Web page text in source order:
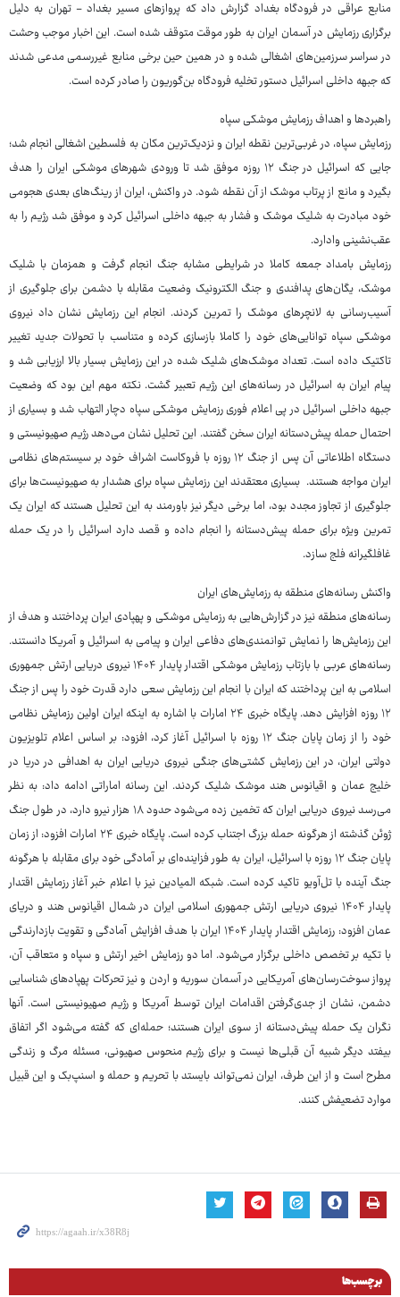
منابع عراقی در فرودگاه بغداد گزارش داد که پروازهای مسیر بغداد - تهران به دلیل
برگزاری رزمایش در آسمان ایران به طور موقت متوقف شده است. این اخبار موجب وحشت
در سراسر سرزمین‌های اشغالی شده و در همین حین برخی منابع غیررسمی مدعی شدند
که جبهه داخلی اسرائیل دستور تخلیه فرودگاه بن‌گوریون را صادر کرده است.
راهبردها و اهداف رزمایش موشکی سپاه
رزمایش سپاه، در غربی‌ترین نقطه ایران و نزدیک‌ترین مکان به فلسطین اشغالی انجام شد؛
جایی که اسرائیل در جنگ ۱۲ روزه موفق شد تا ورودی شهرهای موشکی ایران را هدف
بگیرد و مانع از پرتاب موشک از آن نقطه شود. در واکنش، ایران از رینگ‌های بعدی هجومی
خود مبادرت به شلیک موشک و فشار به جبهه داخلی اسرائیل کرد و موفق شد رژیم را به
عقب‌نشینی وادارد.
رزمایش بامداد جمعه کاملا در شرایطی مشابه جنگ انجام گرفت و همزمان با شلیک
موشک، یگان‌های پدافندی و جنگ الکترونیک وضعیت مقابله با دشمن برای جلوگیری از
آسیب‌رسانی به لانچرهای موشک را تمرین کردند. انجام این رزمایش نشان داد نیروی
موشکی سپاه توانایی‌های خود را کاملا بازسازی کرده و متناسب با تحولات جدید تغییر
تاکتیک داده است. تعداد موشک‌های شلیک شده در این رزمایش بسیار بالا ارزیابی شد و
پیام ایران به اسرائیل در رسانه‌های این رژیم تعبیر گشت. نکته مهم این بود که وضعیت
جبهه داخلی اسرائیل در پی اعلام فوری رزمایش موشکی سپاه دچار التهاب شد و بسیاری از
احتمال حمله پیش‌دستانه ایران سخن گفتند. این تحلیل نشان می‌دهد رژیم صهیونیستی و
دستگاه اطلاعاتی آن پس از جنگ ۱۲ روزه با فروکاست اشراف خود بر سیستم‌های نظامی
ایران مواجه هستند. بسیاری معتقدند این رزمایش سپاه برای هشدار به صهیونیست‌ها برای
جلوگیری از تجاوز مجدد بود، اما برخی دیگر نیز باورمند به این تحلیل هستند که ایران یک
تمرین ویژه برای حمله پیش‌دستانه را انجام داده و قصد دارد اسرائیل را در یک حمله
غافلگیرانه فلج سازد.
واکنش رسانه‌های منطقه به رزمایش‌های ایران
رسانه‌های منطقه نیز در گزارش‌هایی به رزمایش موشکی و پهپادی ایران پرداختند و هدف از
این رزمایش‌ها را نمایش توانمندی‌های دفاعی ایران و پیامی به اسرائیل و آمریکا دانستند.
رسانه‌های عربی با بازتاب رزمایش موشکی اقتدار پایدار ۱۴۰۴ نیروی دریایی ارتش جمهوری
اسلامی به این پرداختند که ایران با انجام این رزمایش سعی دارد قدرت خود را پس از جنگ
۱۲ روزه افزایش دهد. پایگاه خبری ۲۴ امارات با اشاره به اینکه ایران اولین رزمایش نظامی
خود را از زمان پایان جنگ ۱۲ روزه با اسرائیل آغاز کرد، افزود: بر اساس اعلام تلویزیون
دولتی ایران، در این رزمایش کشتی‌های جنگی نیروی دریایی ایران به اهدافی در دریا در
خلیج عمان و اقیانوس هند موشک شلیک کردند. این رسانه اماراتی ادامه داد: به نظر
می‌رسد نیروی دریایی ایران که تخمین زده می‌شود حدود ۱۸ هزار نیرو دارد، در طول جنگ
ژوئن گذشته از هرگونه حمله بزرگ اجتناب کرده است. پایگاه خبری ۲۴ امارات افزود: از زمان
پایان جنگ ۱۲ روزه با اسرائیل، ایران به طور فزاینده‌ای بر آمادگی خود برای مقابله با هرگونه
جنگ آینده با تل‌آویو تاکید کرده است. شبکه المیادین نیز با اعلام خبر آغاز رزمایش اقتدار
پایدار ۱۴۰۴ نیروی دریایی ارتش جمهوری اسلامی ایران در شمال اقیانوس هند و دریای
عمان افزود: رزمایش اقتدار پایدار ۱۴۰۴ ایران با هدف افزایش آمادگی و تقویت بازدارندگی
با تکیه بر تخصص داخلی برگزار می‌شود. اما دو رزمایش اخیر ارتش و سپاه و متعاقب آن،
پرواز سوخت‌رسان‌های آمریکایی در آسمان سوریه و اردن و نیز تحرکات پهپادهای شناسایی
دشمن، نشان از جدی‌گرفتن اقدامات ایران توسط آمریکا و رژیم صهیونیستی است. آنها
نگران یک حمله پیش‌دستانه از سوی ایران هستند؛ حمله‌ای که گفته می‌شود اگر اتفاق
بیفتد دیگر شبیه آن قبلی‌ها نیست و برای رژیم منحوس صهیونی، مسئله مرگ و زندگی
مطرح است و از این طرف، ایران نمی‌تواند بایستد با تحریم و حمله و اسنپ‌بک و این قبیل
موارد تضعیفش کنند.
برچسب‌ها